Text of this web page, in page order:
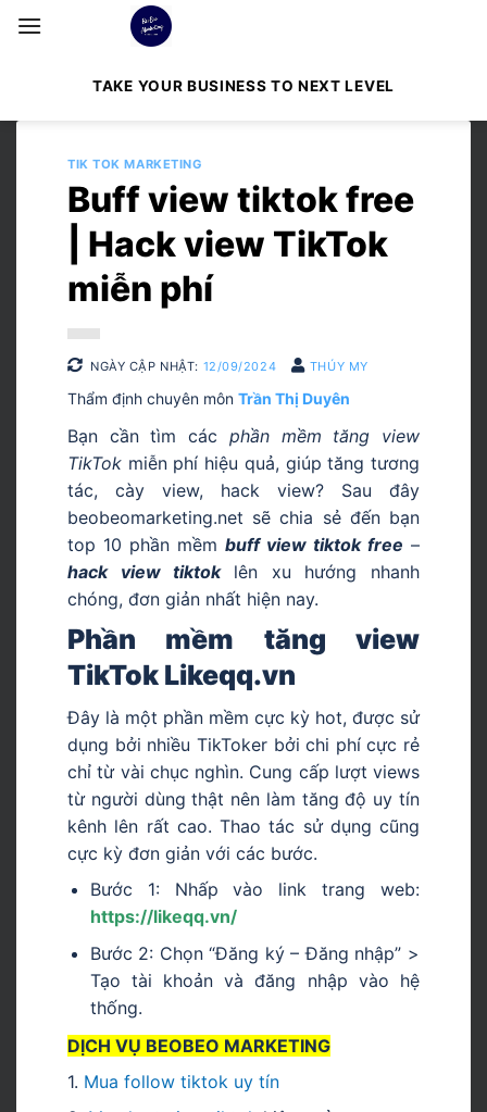
Bỏ
qua
TAKE YOUR BUSINESS TO NEXT LEVEL
TIK TOK MARKETING
Buff view tiktok free
| Hack view TikTok
miễn phí
NGÀY CẬP NHẬT: 12/09/2024 THÚY MY
Thẩm định chuyên môn Trần Thị Duyên
Bạn cần tìm các phần mềm tăng view
TikTok miễn phí hiệu quả, giúp tăng tương
tác, cày view, hack view? Sau đây
beobeomarketing.net sẽ chia sẻ đến bạn
top 10 phần mềm buff view tiktok free –
hack view tiktok lên xu hướng nhanh
chóng, đơn giản nhất hiện nay.
Phần mềm tăng view
TikTok Likeqq.vn
Đây là một phần mềm cực kỳ hot, được sử
dụng bởi nhiều TikToker bởi chi phí cực rẻ
chỉ từ vài chục nghìn. Cung cấp lượt views
từ người dùng thật nên làm tăng độ uy tín
kênh lên rất cao. Thao tác sử dụng cũng
cực kỳ đơn giản với các bước.
Bước 1: Nhấp vào link trang web:
https://likeqq.vn/
Bước 2: Chọn “Đăng ký – Đăng nhập” >
Tạo tài khoản và đăng nhập vào hệ
thống.
DỊCH VỤ BEOBEO MARKETING
1. Mua follow tiktok uy tín